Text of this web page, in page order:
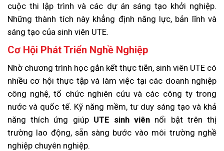
cuộc thi lập trình và các dự án sáng tạo khởi nghiệp.
Những thành tích này khẳng định năng lực, bản lĩnh và
sáng tạo của sinh viên UTE.
Cơ Hội Phát Triển Nghề Nghiệp
Nhờ chương trình học gắn kết thực tiễn, sinh viên UTE có
nhiều cơ hội thực tập và làm việc tại các doanh nghiệp
công nghệ, tổ chức nghiên cứu và các công ty trong
nước và quốc tế. Kỹ năng mềm, tư duy sáng tạo và khả
năng thích ứng giúp UTE sinh viên nổi bật trên thị
trường lao động, sẵn sàng bước vào môi trường nghề
nghiệp chuyên nghiệp.